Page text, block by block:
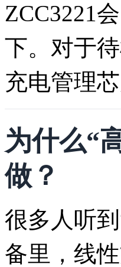
ZCC3221
下。对于
充电管理
为什么“
做？
很多人听
备里，线